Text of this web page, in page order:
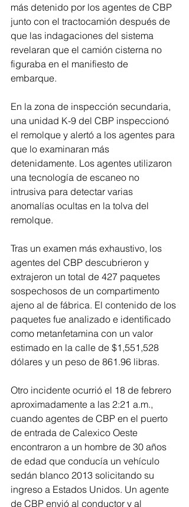
más detenido por los agentes de CBP
junto con el tractocamión después de
que las indagaciones del sistema
revelaran que el camión cisterna no
figuraba en el manifiesto de
embarque.
En la zona de inspección secundaria,
una unidad K-9 del CBP inspeccionó
el remolque y alertó a los agentes para
que lo examinaran más
detenidamente. Los agentes utilizaron
una tecnología de escaneo no
intrusiva para detectar varias
anomalías ocultas en la tolva del
remolque.
Tras un examen más exhaustivo, los
agentes del CBP descubrieron y
extrajeron un total de 427 paquetes
sospechosos de un compartimento
ajeno al de fábrica. El contenido de los
paquetes fue analizado e identificado
como metanfetamina con un valor
estimado en la calle de $1,551,528
dólares y un peso de 861.96 libras.
Otro incidente ocurrió el 18 de febrero
aproximadamente a las 2:21 a.m.,
cuando agentes de CBP en el puerto
de entrada de Calexico Oeste
encontraron a un hombre de 30 años
de edad que conducía un vehículo
sedán blanco 2013 solicitando su
ingreso a Estados Unidos. Un agente
de CBP envió al conductor y al